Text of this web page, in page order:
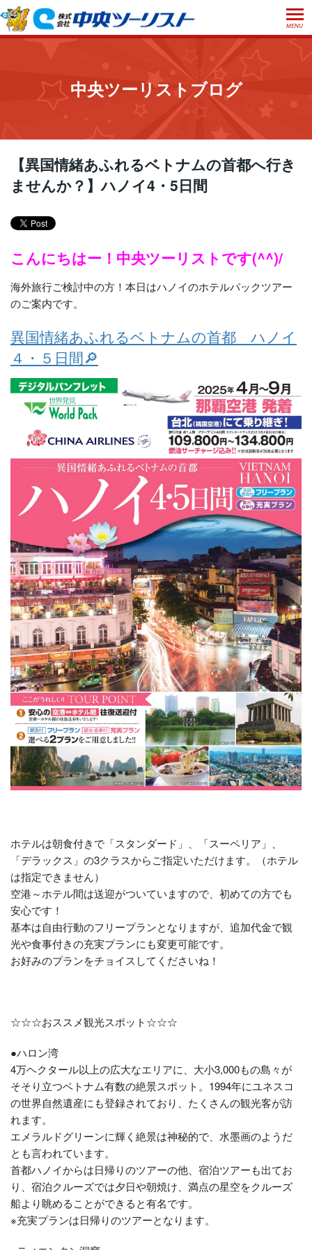
MENU
ご利用案内
お受取り方法について
プライバシーポリシー
ご旅行条件書 会社概要
中央ツーリストブログ
【異国情緒あふれるベトナムの首都へ行き
ませんか？】ハノイ4・5日間
こんにちはー！中央ツーリストです(^^)/
海外旅行ご検討中の方！本日はハノイのホテルパックツアー
のご案内です。
異国情緒あふれるベトナムの首都 ハノイ
４・５日間🔎
ホテルは朝食付きで「スタンダード」、「スーペリア」、
「デラックス」の3クラスからご指定いただけます。（ホテル
は指定できません）
空港～ホテル間は送迎がついていますので、初めての方でも
安心です！
基本は自由行動のフリープランとなりますが、追加代金で観
光や食事付きの充実プランにも変更可能です。
お好みのプランをチョイスしてくださいね！
☆☆☆おススメ観光スポット☆☆☆
●ハロン湾
4万ヘクタール以上の広大なエリアに、大小3,000もの島々が
そそり立つベトナム有数の絶景スポット。1994年にユネスコ
の世界自然遺産にも登録されており、たくさんの観光客が訪
れます。
エメラルドグリーンに輝く絶景は神秘的で、水墨画のようだ
とも言われています。
首都ハノイからは日帰りのツアーの他、宿泊ツアーも出てお
り、宿泊クルーズでは夕日や朝焼け、満点の星空をクルーズ
船より眺めることができると有名です。
※充実プランは日帰りのツアーとなります。